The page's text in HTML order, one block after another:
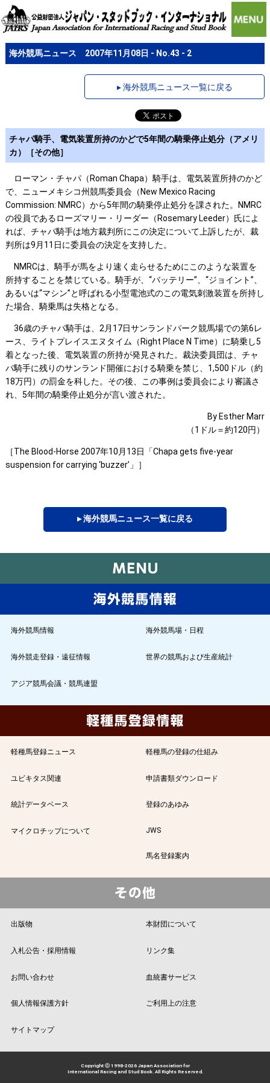
海外競馬ニュース 2007年11月08日 - No.43 - 2
▸ 海外競馬ニュース一覧に戻る
チャパ騎手、電気装置所持のかどで5年間の騎乗停止処分（アメリ
カ）［その他］
ローマン・チャパ（Roman Chapa）騎手は、電気装置所持のかど
で、ニューメキシコ州競馬委員会（New Mexico Racing
Commission: NMRC）から5年間の騎乗停止処分を課された。NMRC
の役員であるローズマリー・リーダー（Rosemary Leeder）氏によ
れば、チャパ騎手は地方裁判所にこの決定について上訴したが、裁
判所は9月11日に委員会の決定を支持した。
NMRCは、騎手が馬をより速く走らせるためにこのような装置を
所持することを禁じている。騎手が、“バッテリー”、“ジョイント”、
あるいは“マシン”と呼ばれる小型電池式のこの電気刺激装置を所持し
た場合、騎乗馬は失格となる。
36歳のチャパ騎手は、2月17日サンランドパーク競馬場での第6レ
ース、ライトプレイスエヌタイム（Right Place N Time）に騎乗し5
着となった後、電気装置の所持が発見された。裁決委員団は、チャ
パ騎手に残りのサンランド開催における騎乗を禁じ、1,500ドル（約
18万円）の罰金を科した。その後、この事例は委員会により審議さ
れ、5年間の騎乗停止処分が言い渡された。
By Esther Marr
（1ドル＝約120円）
［The Blood-Horse 2007年10月13日「Chapa gets five-year
suspension for carrying ‘buzzer’」］
▸ 海外競馬ニュース一覧に戻る
海外競馬情報 海外競馬場・日程
海外競走登録・遠征情報 世界の競馬および生産統計
アジア競馬会議・競馬連盟
軽種馬登録ニュース 軽種馬の登録の仕組み
ユビキタス関連 申請書類ダウンロード
統計データベース 登録のあゆみ
マイクロチップについて JWS
馬名登録案内
出版物 本財団について
入札公告・採用情報 リンク集
お問い合わせ 血統書サービス
個人情報保護方針 ご利用上の注意
サイトマップ
Copyright ⓒ 1998-2026 Japan Association for
International Racing and Stud Book. All Rights Reserved.